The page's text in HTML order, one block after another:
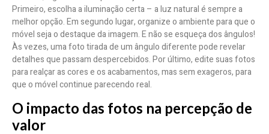
Primeiro, escolha a iluminação certa – a luz natural é sempre a
melhor opção. Em segundo lugar, organize o ambiente para que o
móvel seja o destaque da imagem. E não se esqueça dos ângulos!
Às vezes, uma foto tirada de um ângulo diferente pode revelar
detalhes que passam despercebidos. Por último, edite suas fotos
para realçar as cores e os acabamentos, mas sem exageros, para
que o móvel continue parecendo real.
O impacto das fotos na percepção de
valor